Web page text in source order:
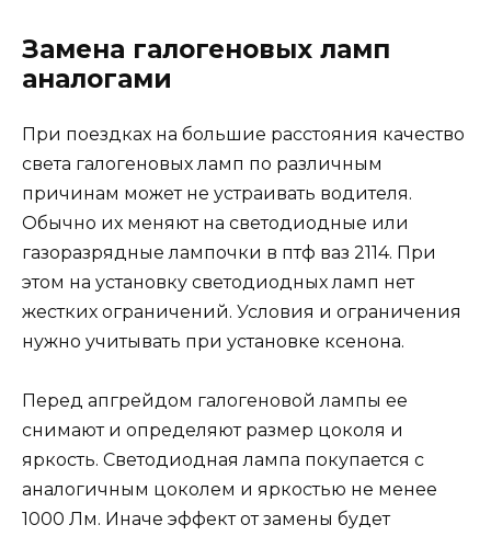
Замена галогеновых ламп
аналогами
При поездках на большие расстояния качество
света галогеновых ламп по различным
причинам может не устраивать водителя.
Обычно их меняют на светодиодные или
газоразрядные лампочки в птф ваз 2114. При
этом на установку светодиодных ламп нет
жестких ограничений. Условия и ограничения
нужно учитывать при установке ксенона.
Перед апгрейдом галогеновой лампы ее
снимают и определяют размер цоколя и
яркость. Светодиодная лампа покупается с
аналогичным цоколем и яркостью не менее
1000 Лм. Иначе эффект от замены будет